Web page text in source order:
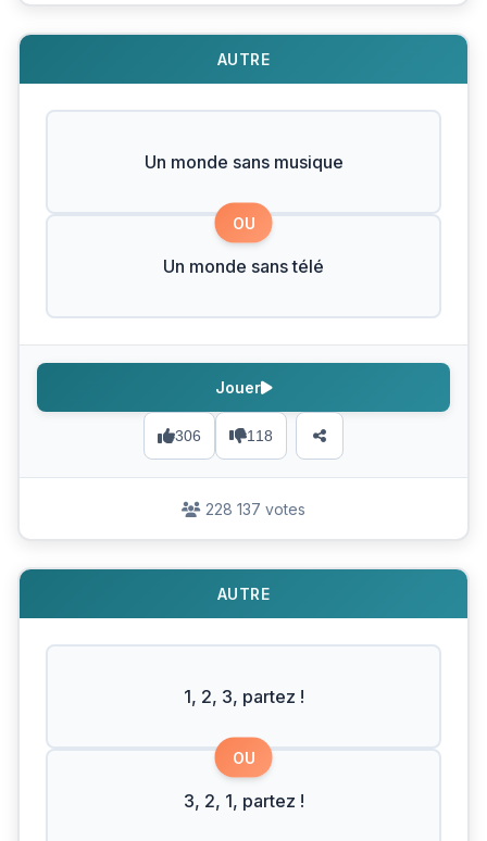
AUTRE
Un monde sans musique
OU
Un monde sans télé
306 118
Jouer
228 137 votes
AUTRE
1, 2, 3, partez !
OU
3, 2, 1, partez !